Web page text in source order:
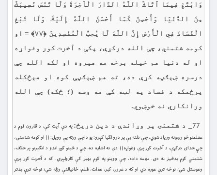
وَابْتَغِ فِيمَا آتَاكَ اللَّهُ الدَّارَ الْآخِرَةَ وَلَا تَنْسَ نَصِيبَكَ
مِنَ الدُّنْيَا وَأَحْسِنْ كَمَا أَحْسَنَ اللَّهُ إِلَيْكَ وَلَا تَبْغِ
الْفَسَادَ فِي الْأَرْضِ إِنَّ اللَّهَ لَا يُحِبُّ الْمُفْسِدِينَ ﴿۷۷﴾ = او
كومه شتمني، چې الله دركړې، پکې د آخرت كور وغواړه
او له دنيا هم خپله برخه مه هېروه او لكه الله چې
درسره ښېګڼه كړې ده، ته هم ښېګڼې كوه او هېڅكله
پرځمكه د فساد په لټه كې مه وسه (؛ ځکه) چې الله
ورانکاري نه خوښوي.
په دې آيت كې، د قارون قوم د
عقلمنو څو ورمونه ورياد شوي، چې دلته یې پر دوو لګيا كېږو: يو داچې ورته يې وويل: (( او كومه شتمنۍ،
چې خداى دركړې، د آخرت كور پرې وغواړه)) دې ته اشاره ده، چې د ځينو كوږ اندو د انګېرنو پر خلاف،
شتمني كوم بدڅيز نه دى. مهمه داده، چې ووينو په كوم بهير كې كارولېږي. كه د آخرت كور پرې
وغوښتل شي؛ نو څه ترې غوره دي او كه د غرور، كبر، غفلت، ظلم، ځانپالنې وزله شي؛ نو څه ترې بدتر